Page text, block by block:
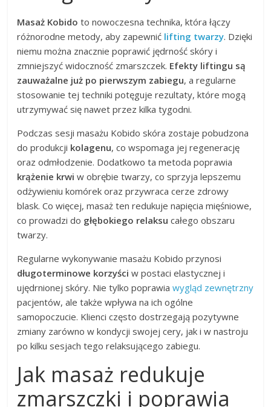
Masaż Kobido to nowoczesna technika, która łączy
różnorodne metody, aby zapewnić lifting twarzy. Dzięki
niemu można znacznie poprawić jędrność skóry i
zmniejszyć widoczność zmarszczek. Efekty liftingu są
zauważalne już po pierwszym zabiegu, a regularne
stosowanie tej techniki potęguje rezultaty, które mogą
utrzymywać się nawet przez kilka tygodni.
Podczas sesji masażu Kobido skóra zostaje pobudzona
do produkcji kolagenu, co wspomaga jej regenerację
oraz odmłodzenie. Dodatkowo ta metoda poprawia
krążenie krwi w obrębie twarzy, co sprzyja lepszemu
odżywieniu komórek oraz przywraca cerze zdrowy
blask. Co więcej, masaż ten redukuje napięcia mięśniowe,
co prowadzi do głębokiego relaksu całego obszaru
twarzy.
Regularne wykonywanie masażu Kobido przynosi
długoterminowe korzyści w postaci elastycznej i
ujędrnionej skóry. Nie tylko poprawiawygląd zewnętrzny
pacjentów, ale także wpływa na ich ogólne
samopoczucie. Klienci często dostrzegają pozytywne
zmiany zarówno w kondycji swojej cery, jak i w nastroju
po kilku sesjach tego relaksującego zabiegu.
Jak masaż redukuje
zmarszczki i poprawia